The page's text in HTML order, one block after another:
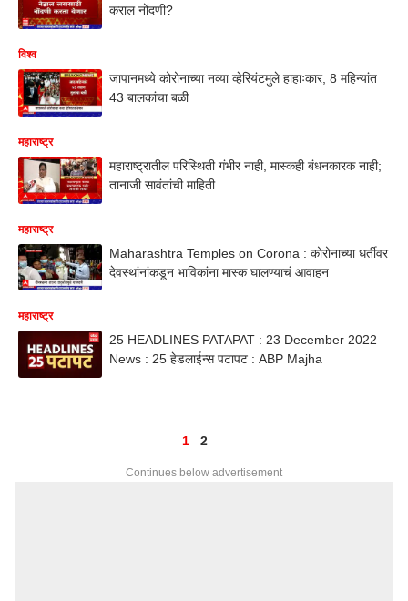
कराल नोंदणी?
विश्व
जापानमध्ये कोरोनाच्या नव्या व्हेरियंटमुले हाहाःकार, 8 महिन्यांत
43 बालकांचा बळी
महाराष्ट्र
महाराष्ट्रातील परिस्थिती गंभीर नाही, मास्कही बंधनकारक नाही;
तानाजी सावंतांची माहिती
महाराष्ट्र
Maharashtra Temples on Corona : कोरोनाच्या धर्तीवर
देवस्थांनांकडून भाविकांना मास्क घालण्याचं आवाहन
महाराष्ट्र
25 HEADLINES PATAPAT : 23 December 2022
News : 25 हेडलाईन्स पटापट : ABP Majha
1 2
Continues below advertisement